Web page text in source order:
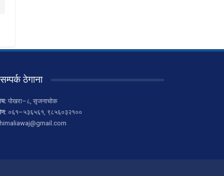
सम्पर्क ठेगाना
पोखरा–८, सृजनाचोक
०६१–५३६५६१, ९८५६०३२१००
himaliawaj@gmail.com